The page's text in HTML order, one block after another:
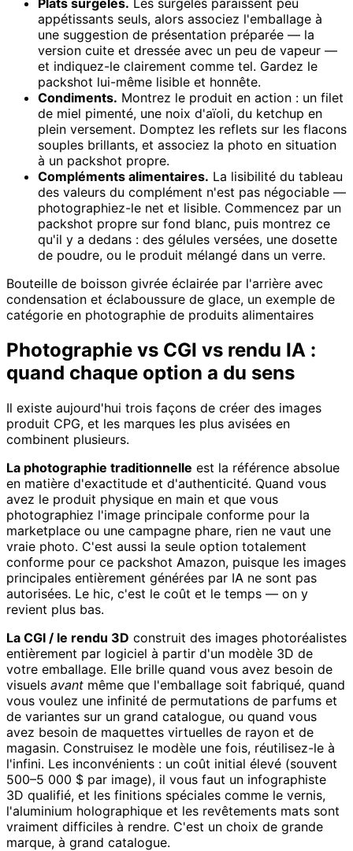
Plats surgelés. Les surgelés paraissent peu
appétissants seuls, alors associez l'emballage à
une suggestion de présentation préparée — la
version cuite et dressée avec un peu de vapeur —
et indiquez-le clairement comme tel. Gardez le
packshot lui-même lisible et honnête.
Condiments. Montrez le produit en action : un filet
de miel pimenté, une noix d'aïoli, du ketchup en
plein versement. Domptez les reflets sur les flacons
souples brillants, et associez la photo en situation
à un packshot propre.
Compléments alimentaires. La lisibilité du tableau
des valeurs du complément n'est pas négociable —
photographiez-le net et lisible. Commencez par un
packshot propre sur fond blanc, puis montrez ce
qu'il y a dedans : des gélules versées, une dosette
de poudre, ou le produit mélangé dans un verre.
Bouteille de boisson givrée éclairée par l'arrière avec
condensation et éclaboussure de glace, un exemple de
catégorie en photographie de produits alimentaires
Photographie vs CGI vs rendu IA :
quand chaque option a du sens
Il existe aujourd'hui trois façons de créer des images
produit CPG, et les marques les plus avisées en
combinent plusieurs.
La photographie traditionnelle est la référence absolue
en matière d'exactitude et d'authenticité. Quand vous
avez le produit physique en main et que vous
photographiez l'image principale conforme pour la
marketplace ou une campagne phare, rien ne vaut une
vraie photo. C'est aussi la seule option totalement
conforme pour ce packshot Amazon, puisque les images
principales entièrement générées par IA ne sont pas
autorisées. Le hic, c'est le coût et le temps — on y
revient plus bas.
La CGI / le rendu 3D construit des images photoréalistes
entièrement par logiciel à partir d'un modèle 3D de
votre emballage. Elle brille quand vous avez besoin de
visuels avant même que l'emballage soit fabriqué, quand
vous voulez une infinité de permutations de parfums et
de variantes sur un grand catalogue, ou quand vous
avez besoin de maquettes virtuelles de rayon et de
magasin. Construisez le modèle une fois, réutilisez-le à
l'infini. Les inconvénients : un coût initial élevé (souvent
500–5 000 $ par image), il vous faut un infographiste
3D qualifié, et les finitions spéciales comme le vernis,
l'aluminium holographique et les revêtements mats sont
vraiment difficiles à rendre. C'est un choix de grande
marque, à grand catalogue.